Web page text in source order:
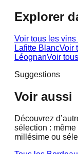
Explorer
Voir tous les
Lafitte BlancVoir
LéognanVoir
Suggestions
Voir aussi
Découvrez
sélection :
millésime ou